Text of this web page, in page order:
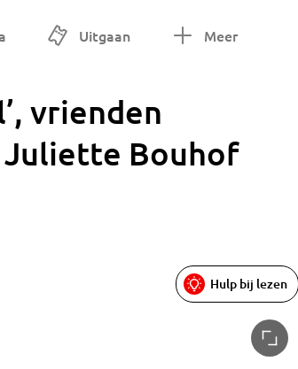
Uitgaan Meer
vrienden
Bouhof
Hulp bij lezen